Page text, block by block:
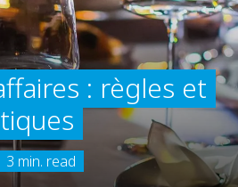
: règles et
3 min. read